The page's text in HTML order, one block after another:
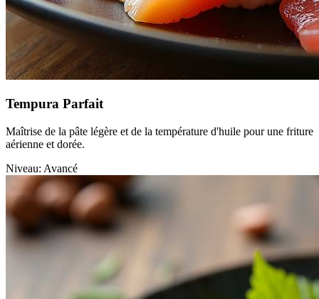
Tempura Parfait
Maîtrise de la pâte légère et de la température d'huile pour une friture
aérienne et dorée.
Niveau: Avancé